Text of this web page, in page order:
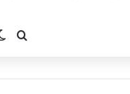
Lateral
Switch skin